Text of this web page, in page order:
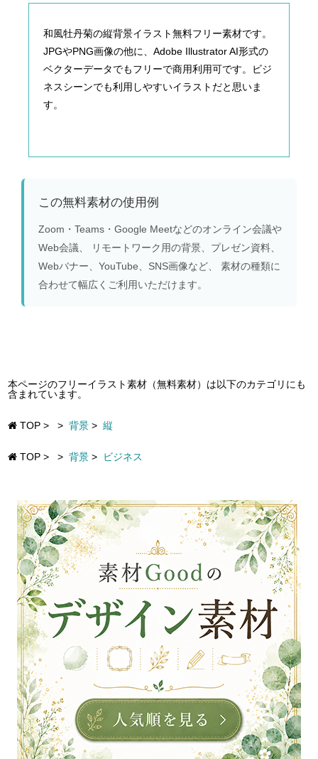
和風牡丹菊の縦背景イラスト無料フリー素材です。
JPGやPNG画像の他に、Adobe Illustrator AI形式の
ベクターデータでもフリーで商用利用可です。ビジ
ネスシーンでも利用しやすいイラストだと思いま
す。
この無料素材の使用例
Zoom・Teams・Google Meetなどのオンライン会議や
Web会議、 リモートワーク用の背景、プレゼン資料、
Webバナー、YouTube、SNS画像など、 素材の種類に
合わせて幅広くご利用いただけます。
本ページのフリーイラスト素材（無料素材）は以下のカテゴリにも
含まれています。
TOP > > 背景 > 縦
TOP > > 背景 > ビジネス